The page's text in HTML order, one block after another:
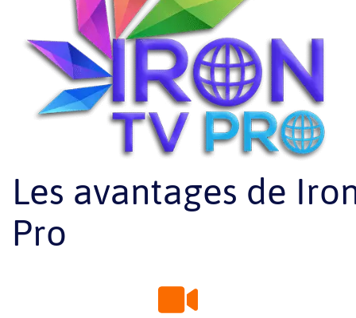
Les avantages de
Pro